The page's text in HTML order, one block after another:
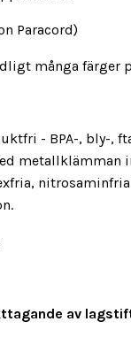
Paracord)
många färger
- BPA-, bly-,
metallklämman
nitrosaminfria,
av